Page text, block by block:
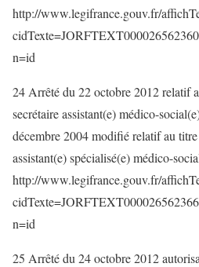
http://www.legifrance.gouv.fr/
n=id
24 Arrêté du 22 octobre 2012 relatif
secrétaire assistant(e) médico-
décembre 2004 modifié relatif au
assistant(e) spécialisé(e) médico-
http://www.legifrance.gouv.fr/
n=id
25 Arrêté du 24 octobre 2012